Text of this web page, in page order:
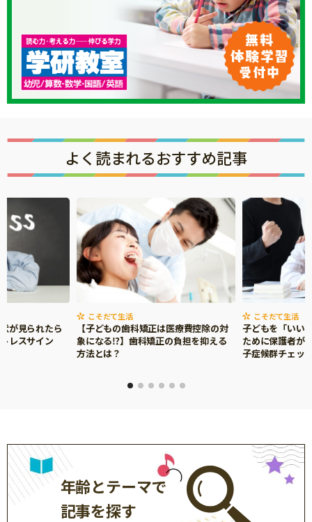
よく読まれるおすすめ記事
が見られたら
レスサイン
こそだて生活
【子どもの歯科矯正は医療費控除の対
象になる⁉】歯科矯正の負担を抑える
方法とは？
こそだて生活
子どもを「いい
ために保護者が
子症候群チェッ
年齢とテーマで
記事を探す